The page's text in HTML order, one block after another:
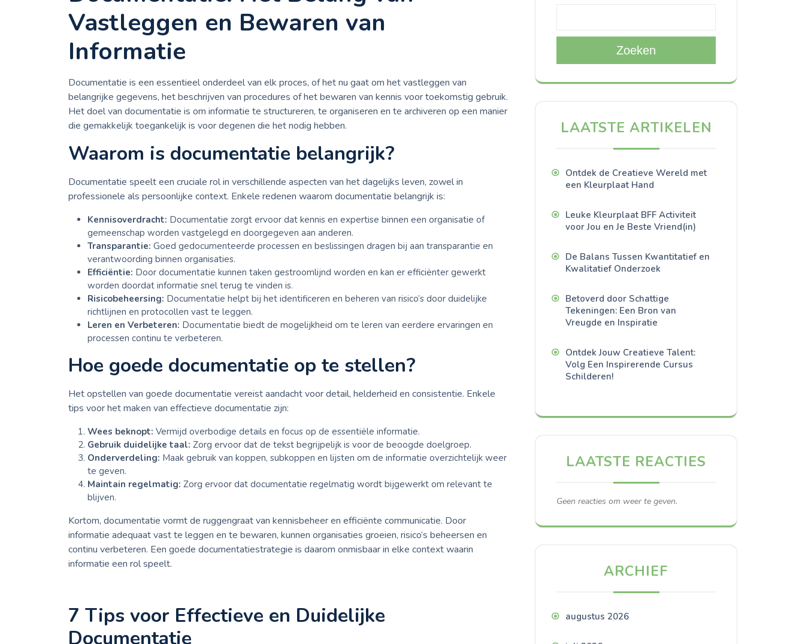
Vastleggen en Bewaren van
Informatie
Documentatie is een essentieel onderdeel van elk proces, of het nu gaat om het vastleggen van
belangrijke gegevens, het beschrijven van procedures of het bewaren van kennis voor toekomstig gebruik.
Het doel van documentatie is om informatie te structureren, te organiseren en te archiveren op een manier
die gemakkelijk toegankelijk is voor degenen die het nodig hebben.
Waarom is documentatie belangrijk?
Documentatie speelt een cruciale rol in verschillende aspecten van het dagelijks leven, zowel in
professionele als persoonlijke context. Enkele redenen waarom documentatie belangrijk is:
Kennisoverdracht: Documentatie zorgt ervoor dat kennis en expertise binnen een organisatie of
gemeenschap worden vastgelegd en doorgegeven aan anderen.
Transparantie: Goed gedocumenteerde processen en beslissingen dragen bij aan transparantie en
verantwoording binnen organisaties.
Efficiëntie: Door documentatie kunnen taken gestroomlijnd worden en kan er efficiënter gewerkt
worden doordat informatie snel terug te vinden is.
Risicobeheersing: Documentatie helpt bij het identificeren en beheren van risico’s door duidelijke
richtlijnen en protocollen vast te leggen.
Leren en Verbeteren: Documentatie biedt de mogelijkheid om te leren van eerdere ervaringen en
processen continu te verbeteren.
Hoe goede documentatie op te stellen?
Het opstellen van goede documentatie vereist aandacht voor detail, helderheid en consistentie. Enkele
tips voor het maken van effectieve documentatie zijn:
Wees beknopt: Vermijd overbodige details en focus op de essentiële informatie.
Gebruik duidelijke taal: Zorg ervoor dat de tekst begrijpelijk is voor de beoogde doelgroep.
Onderverdeling: Maak gebruik van koppen, subkoppen en lijsten om de informatie overzichtelijk weer
te geven.
Maintain regelmatig: Zorg ervoor dat documentatie regelmatig wordt bijgewerkt om relevant te
blijven.
Kortom, documentatie vormt de ruggengraat van kennisbeheer en efficiënte communicatie. Door
informatie adequaat vast te leggen en te bewaren, kunnen organisaties groeien, risico’s beheersen en
continu verbeteren. Een goede documentatiestrategie is daarom onmisbaar in elke context waarin
informatie een rol speelt.
7 Tips voor Effectieve en Duidelijke
Documentatie
Zoeken
LAATSTE ARTIKELEN
Ontdek de Creatieve Wereld met
een Kleurplaat Hand
Leuke Kleurplaat BFF Activiteit
voor Jou en Je Beste Vriend(in)
De Balans Tussen Kwantitatief en
Kwalitatief Onderzoek
Betoverd door Schattige
Tekeningen: Een Bron van
Vreugde en Inspiratie
Ontdek Jouw Creatieve Talent:
Volg Een Inspirerende Cursus
Schilderen!
LAATSTE REACTIES
Geen reacties om weer te geven.
ARCHIEF
augustus 2026